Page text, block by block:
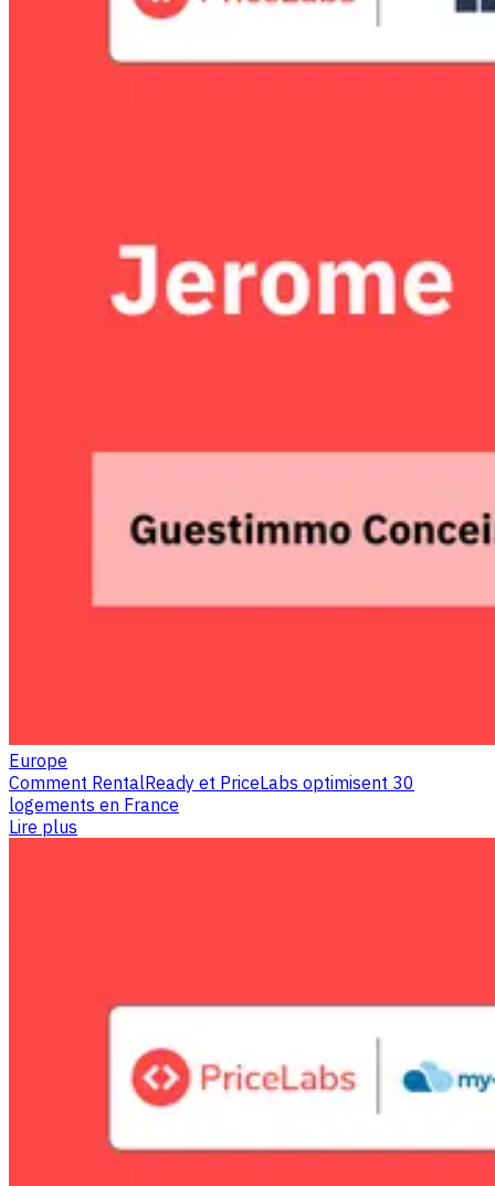
Europe
Comment RentalReady et PriceLabs optimisent 30
logements en France
Lire plus